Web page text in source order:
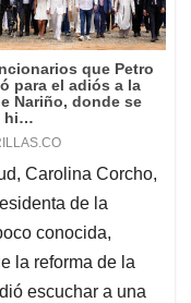
Carolina Corcho,
de la
conocida,
la reforma de la
escuchar a una